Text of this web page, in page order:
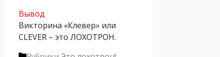
Вывод
Викторина «Клевер» или
CLEVER – это ЛОХОТРОН.